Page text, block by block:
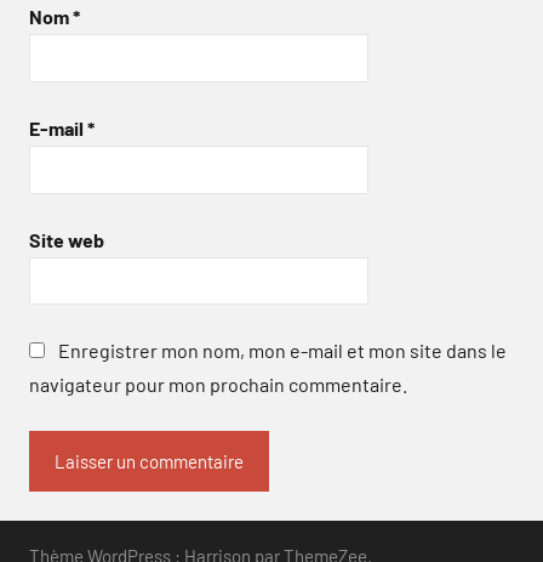
Nom*
E-mail *
Site web
Enregistrer mon nom, mon e-mail et mon site dans le
navigateur pour mon prochain commentaire.
Thème WordPress : Harrison par ThemeZee.